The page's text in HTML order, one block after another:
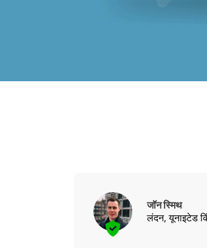
जॉन स्मिथ
लंदन, यूनाइटेड